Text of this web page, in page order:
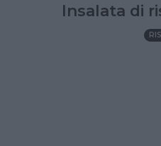
Insalata di